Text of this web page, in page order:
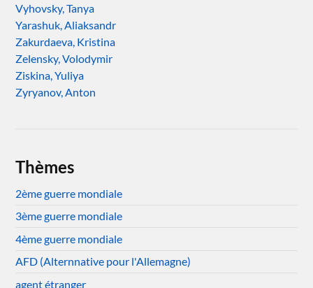
Vyhovsky, Tanya
Yarashuk, Aliaksandr
Zakurdaeva, Kristina
Zelensky, Volodymir
Ziskina, Yuliya
Zyryanov, Anton
Thèmes
2ème guerre mondiale
3ème guerre mondiale
4ème guerre mondiale
AFD (Alternnative pour l'Allemagne)
agent étranger